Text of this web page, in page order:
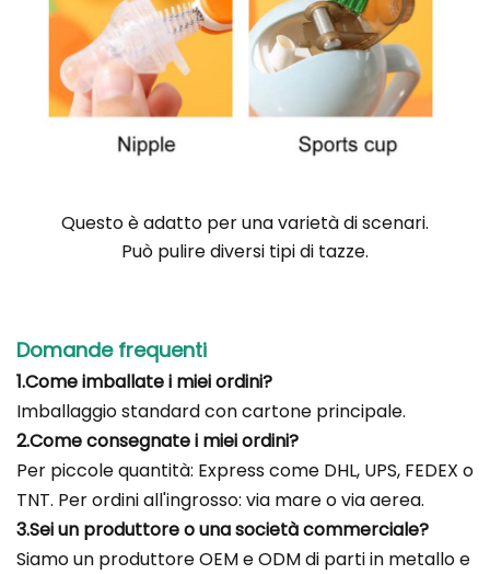
Questo è adatto per una varietà di scenari.
Può pulire diversi tipi di tazze.
Domande frequenti
1.Come imballate i miei ordini?
Imballaggio standard con cartone principale.
2.Come consegnate i miei ordini?
Per piccole quantità: Express come DHL, UPS, FEDEX o
TNT. Per ordini all'ingrosso: via mare o via aerea.
3.Sei un produttore o una società commerciale?
Siamo un produttore OEM e ODM di parti in metallo e